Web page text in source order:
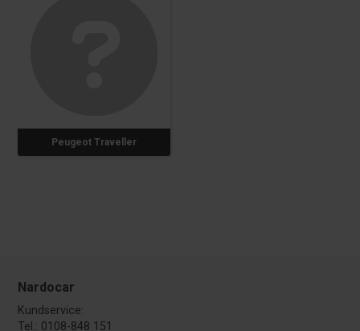
Peugeot Traveller
Nardocar
Kundservice:
Tel.: 0108-848 151